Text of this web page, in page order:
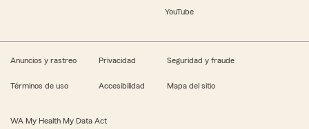
YouTube
Anuncios y rastreo Privacidad Seguridad y fraude
Términos de uso Accesibilidad Mapa del sitio
WA My Health My Data Act